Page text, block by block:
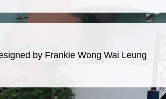
by Frankie Wong Wai Leung